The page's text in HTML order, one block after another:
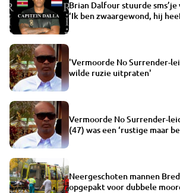
Brian Dalfour stuurde
‘Ik ben zwaargewond, hij
'Vermoorde No Surrender-
wilde ruzie uitpraten'
Vermoorde No Surrender-
(47) was een ‘rustige maar
Neergeschoten mannen
opgepakt voor dubbele